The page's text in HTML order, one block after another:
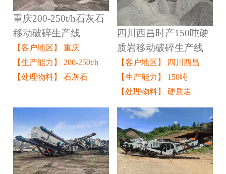
重庆200-250t/h石灰石
移动破碎生产线
【客户地区】 重庆
【生产能力】 200-250t/h
【处理物料】 石灰石
四川西昌时产150吨硬
质岩移动破碎生产线
【客户地区】 四川西昌
【生产能力】 150吨
【处理物料】 硬质岩